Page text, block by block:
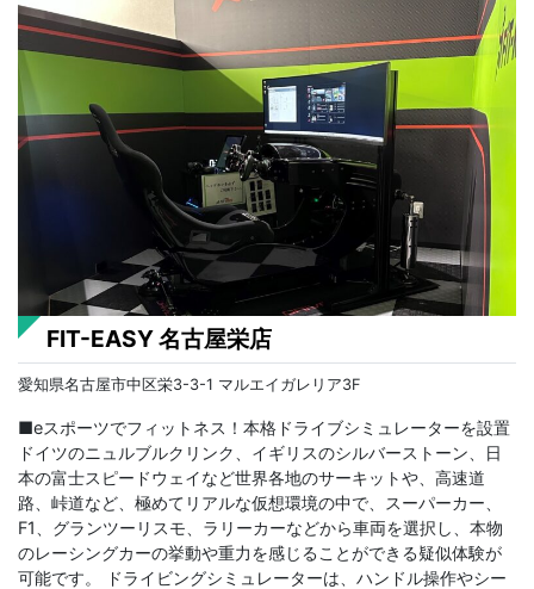
FIT-EASY 名古屋栄店
愛知県名古屋市中区栄3-3-1 マルエイガレリア3F
■eスポーツでフィットネス！本格ドライブシミュレーターを設置
ドイツのニュルブルクリンク、イギリスのシルバーストーン、日
本の富士スピードウェイなど世界各地のサーキットや、高速道
路、峠道など、極めてリアルな仮想環境の中で、スーパーカー、
F1、グランツーリスモ、ラリーカーなどから車両を選択し、本物
のレーシングカーの挙動や重力を感じることができる疑似体験が
可能です。 ドライビングシミュレーターは、ハンドル操作やシー